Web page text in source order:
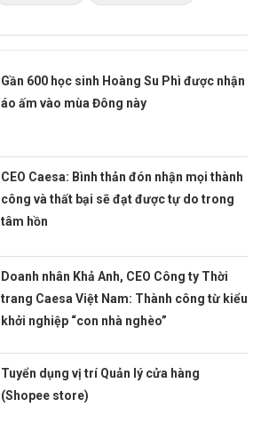
Gần 600 học sinh Hoàng Su Phì được nhận
áo ấm vào mùa Đông này
CEO Caesa: Bình thản đón nhận mọi thành
công và thất bại sẽ đạt được tự do trong
tâm hồn
Doanh nhân Khả Anh, CEO Công ty Thời
trang Caesa Việt Nam: Thành công từ kiểu
khởi nghiệp “con nhà nghèo”
Tuyển dụng vị trí Quản lý cửa hàng
(Shopee store)